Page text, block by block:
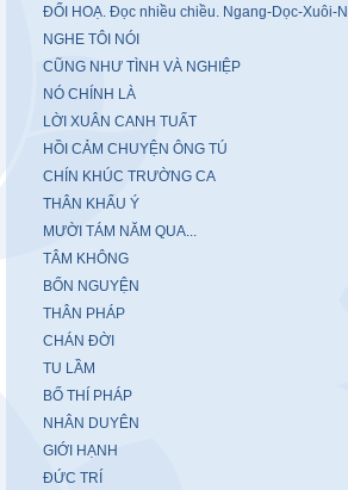
ĐỐI HOẠ. Đọc nhiều chiều. Ngang-Dọc-Xuôi-
NGHE TÔI NÓI
CŨNG NHƯ TÌNH VÀ NGHIỆP
NÓ CHÍNH LÀ
LỜI XUÂN CANH TUẤT
HỒI CẢM CHUYỆN ÔNG TÚ
CHÍN KHÚC TRƯỜNG CA
THÂN KHẨU Ý
MƯỜI TÁM NĂM QUA...
TÂM KHÔNG
BỔN NGUYỆN
THÂN PHÁP
CHÁN ĐỜI
TU LẦM
BỐ THÍ PHÁP
NHÂN DUYÊN
GIỚI HẠNH
ĐỨC TRÍ